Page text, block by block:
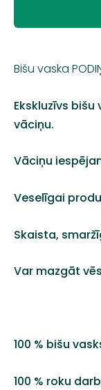
Bišu vaska
Ekskluzīvs
vāciņu.
Vāciņu
Veselīgai
Skaista,
Var mazgāt
100 % bišu
100 % roku